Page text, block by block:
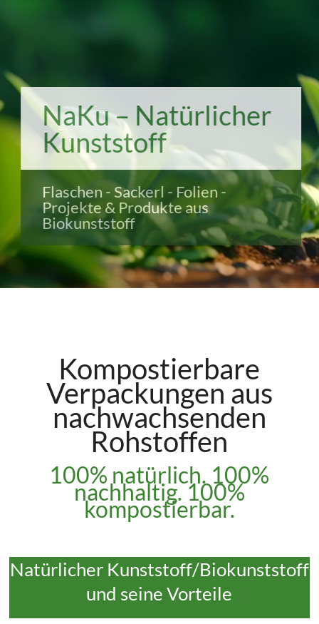
NaKu – Natürlicher
Kunststoff
Flaschen - Sackerl - Folien -
Projekte & Produkte aus
Biokunststoff
Kompostierbare
Verpackungen aus
nachwachsenden
Rohstoffen
100% natürlich. 100%
nachhaltig. 100%
kompostierbar.
Natürlicher Kunststoff/Biokunststoff
und seine Vorteile